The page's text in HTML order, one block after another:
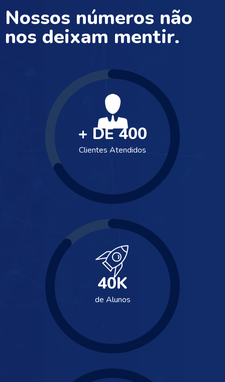
Nossos números não
nos deixam mentir.
Clientes Atendidos
400
+ DE
de Alunos
40K